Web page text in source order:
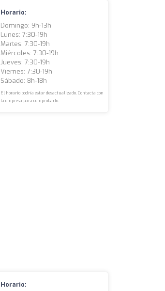
Horario:
Domingo: 9h-13h
Lunes: 7:30-19h
Martes: 7:30-19h
Miércoles: 7:30-19h
Jueves: 7:30-19h
Viernes: 7:30-19h
Sábado: 8h-18h
El horario podría estar desactualizado. Contacta con
la empresa para comprobarlo.
Horario: